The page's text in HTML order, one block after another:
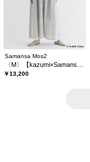
Samansa Mos2
￥13,200